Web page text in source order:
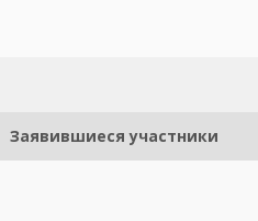
Заявившиеся участники